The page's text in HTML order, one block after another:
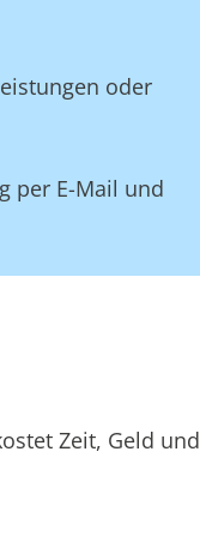
oder
per E-Mail und
Zeit, Geld und